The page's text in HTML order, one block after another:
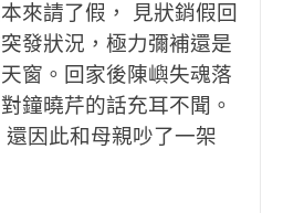
來請了假， 見狀銷假回
發狀況，極力彌補還是
窗。回家後陳嶼失魂落
鐘曉芹的話充耳不聞。
因此和母親吵了一架